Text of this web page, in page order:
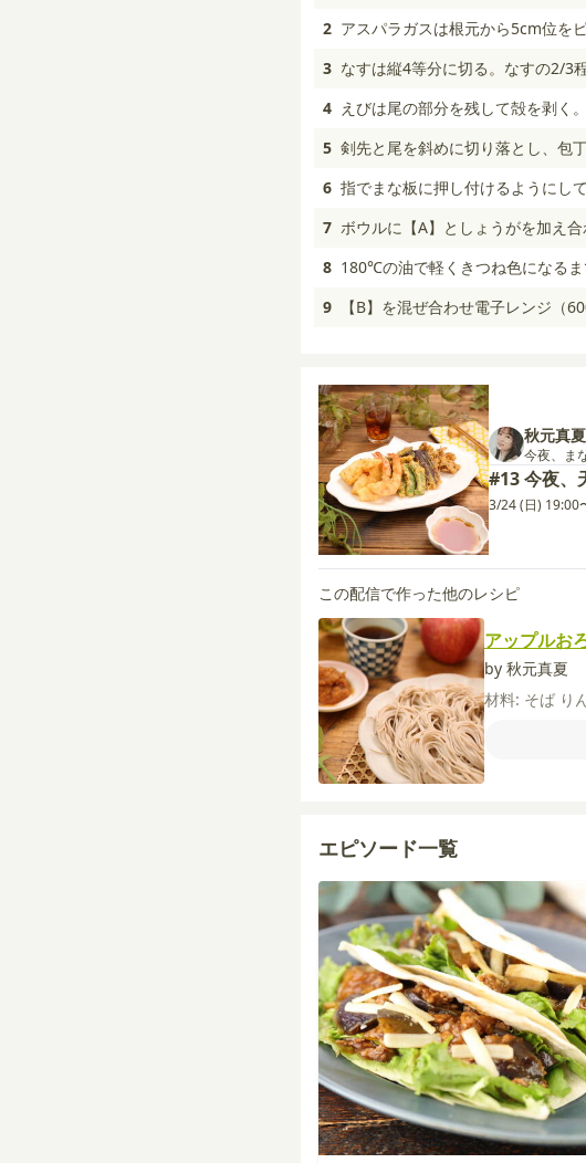
2 アスパラガスは根元から5cm位を
3 なすは縦4等分に切る。なすの2/3
4 えびは尾の部分を残して殻を剥く
5 剣先と尾を斜めに切り落とし、包
6 指でまな板に押し付けるようにして
7 ボウルに【A】としょうがを加え
8 180℃の油で軽くきつね色になるま
9
【B】を混ぜ合わせ電子レンジ（
秋元真夏
今夜、ま
#13 今夜、
3/24 (日) 19:00
この配信で作った他のレシピ
アップルお
by 秋元真夏
材料: そば り
エピソード一覧